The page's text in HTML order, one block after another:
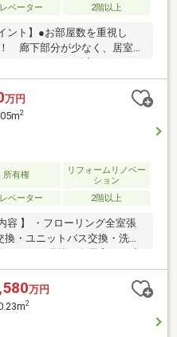
ベーター 2階以上
ント】●お部屋数を重視し
廊下部分が少なく、居室や
だけます。●洋室2つにWIC
族様にも、 十分な収納が
旧分譲マンション●清水建
266世帯の大規模レジデンス
による良好な管理体制→管
良好●エントランスにはオー
ー3基設置●桜並木の美しい
接
万円
2
所有権
リフォームリノベー
ション
ベーター 2階以上
容 】 ・フローリング全室張
・ユニットバス交換・洗面
・クロス張替（全居室）・建
室照明器具・ハウスクリーニ
万円
2